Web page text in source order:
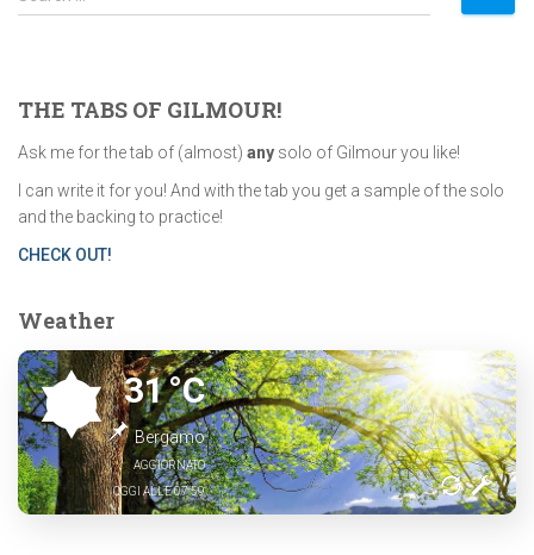
e
h
f
r
:
THE TABS OF GILMOUR!
Ask me for the tab of (almost) any solo of Gilmour you like!
I can write it for you! And with the tab you get a sample of the solo
and the backing to practice!
CHECK OUT!
Weather
31°C
Bergamo
AGGIORNATO
OGGI ALLE 07:59